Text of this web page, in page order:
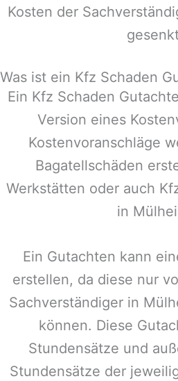
Kosten der
Was ist ein Kfz Schaden
Ein Kfz Schaden
Version eines
Kostenvoranschläge
Bagatellschäden
Werkstätten oder auch
in
Ein Gutachten kann
erstellen, da diese nur
Sachverständiger in
können. Diese
Stundensätze und
Stundensätze der